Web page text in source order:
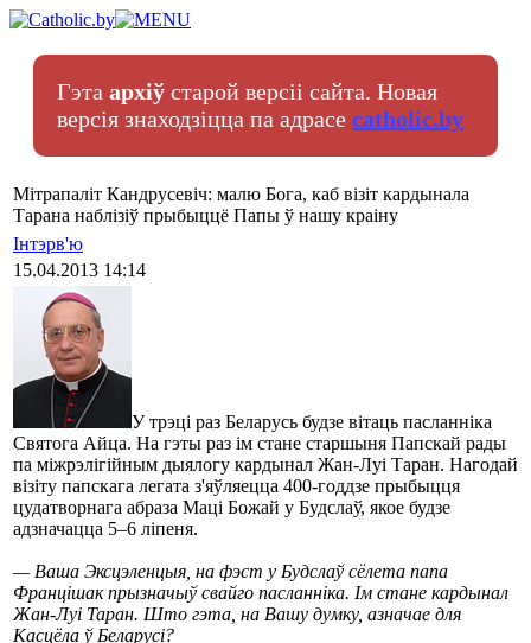
Гэта архіў старой версіі сайта. Новая
версія знаходзіцца па адрасе catholic.by
Мітрапаліт Кандрусевіч: малю Бога, каб візіт кардынала
Тарана наблізіў прыбыццё Папы ў нашу краіну
Інтэрв'ю
15.04.2013 14:14
У трэці раз Беларусь будзе вітаць пасланніка
Святога Айца. На гэты раз ім стане старшыня Папскай рады
па міжрэлігійным дыялогу кардынал Жан-Луі Таран. Нагодай
візіту папскага легата з'яўляецца 400-годдзе прыбыцця
цудатворнага абраза Маці Божай у Будслаў, якое будзе
адзначацца 5–6 ліпеня.
— Ваша Эксцэленцыя, на фэст у Будслаў сёлета папа
Францішак прызначыў свайго пасланніка. Ім стане кардынал
Жан-Луі Таран. Што гэта, на Вашу думку, азначае для
Касцёла ў Беларусі?